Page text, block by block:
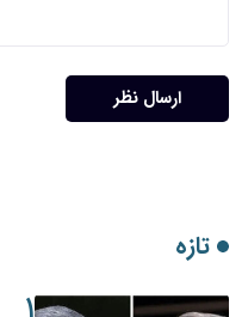
ارسال نظر
تازه